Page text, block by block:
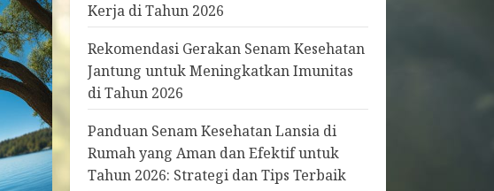
Kerja di Tahun 2026
Rekomendasi Gerakan Senam Kesehatan
Jantung untuk Meningkatkan Imunitas
di Tahun 2026
Panduan Senam Kesehatan Lansia di
Rumah yang Aman dan Efektif untuk
Tahun 2026: Strategi dan Tips Terbaik